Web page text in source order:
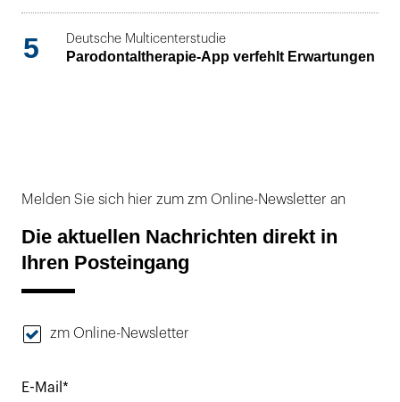
5 Deutsche Multicenterstudie
Parodontaltherapie-App verfehlt Erwartungen
Melden Sie sich hier zum zm Online-Newsletter an
Die aktuellen Nachrichten direkt in
Ihren Posteingang
zm Online-Newsletter
E-Mail*